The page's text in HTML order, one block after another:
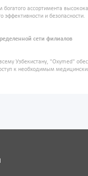
богатого ассортимента
эффективности и безопасности.
сети филиалов
Узбекистану, "Oxymed"
к необходимым